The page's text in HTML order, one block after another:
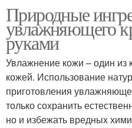
Природные
увлажняющего
руками
Увлажнение кожи – один из
кожей. Использование
приготовления
только сохранить
но и избежать вредных